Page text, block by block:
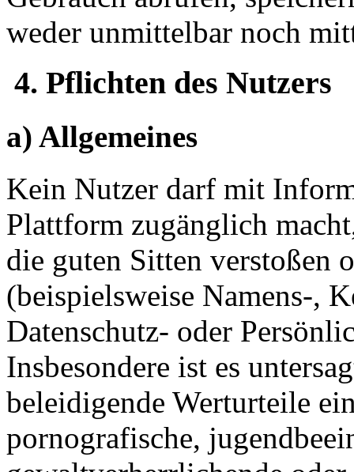
weder unmittelbar noch
4. Pflichten des Nutzers
a) Allgemeines
Kein Nutzer darf mit
Plattform zugänglich
die guten Sitten verstoßen
(beispielsweise Namens-,
Datenschutz- oder
Insbesondere ist es
beleidigende Werturteile
pornografische,